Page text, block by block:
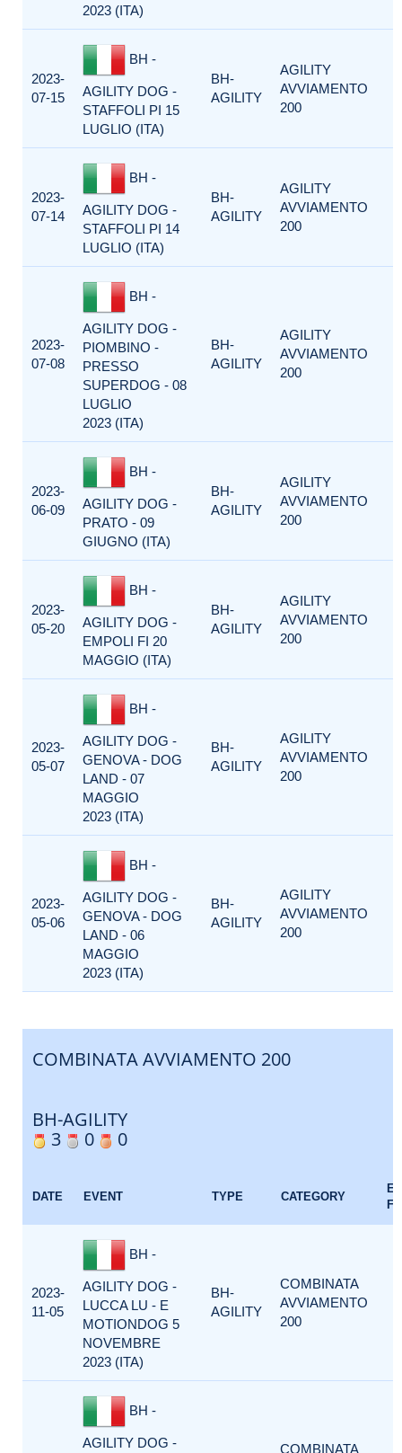
2023 (ITA)
2023-
07-15
BH -
AGILITY DOG -
STAFFOLI PI 15
LUGLIO (ITA)
BH-
AGILITY
AGILITY
AVVIAMENTO
200
2023-
07-14
BH -
AGILITY DOG -
STAFFOLI PI 14
LUGLIO (ITA)
BH-
AGILITY
AGILITY
AVVIAMENTO
200
2023-
07-08
BH -
AGILITY DOG -
PIOMBINO -
PRESSO
SUPERDOG - 08
LUGLIO
2023 (ITA)
BH-
AGILITY
AGILITY
AVVIAMENTO
200
2023-
06-09
BH -
AGILITY DOG -
PRATO - 09
GIUGNO (ITA)
BH-
AGILITY
AGILITY
AVVIAMENTO
200
2023-
05-20
BH -
AGILITY DOG -
EMPOLI FI 20
MAGGIO (ITA)
BH-
AGILITY
AGILITY
AVVIAMENTO
200
2023-
05-07
BH -
AGILITY DOG -
GENOVA - DOG
LAND - 07
MAGGIO
2023 (ITA)
BH-
AGILITY
AGILITY
AVVIAMENTO
200
2023-
05-06
BH -
AGILITY DOG -
GENOVA - DOG
LAND - 06
MAGGIO
2023 (ITA)
BH-
AGILITY
AGILITY
AVVIAMENTO
200
COMBINATA AVVIAMENTO 200
BH-AGILITY
3
0 0
DATE EVENT TYPE CATEGORY
2023-
11-05
BH -
AGILITY DOG -
LUCCA LU - E
MOTIONDOG 5
NOVEMBRE
2023 (ITA)
BH-
AGILITY
COMBINATA
AVVIAMENTO
200
BH -
AGILITY DOG -
COMBINATA